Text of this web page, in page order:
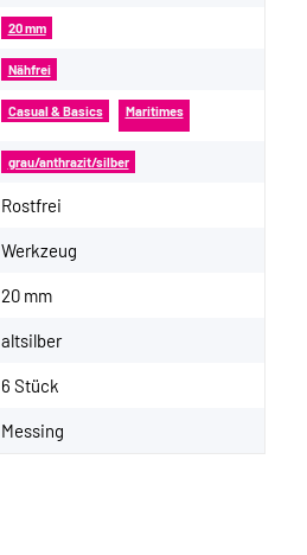
20 mm
Nähfrei
Casual & Basics Maritimes
grau/anthrazit/silber
Rostfrei
Werkzeug
20 mm
altsilber
6 Stück
Messing